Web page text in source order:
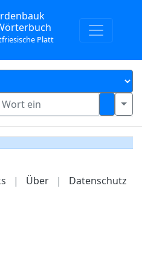
Platt
| Über | Datenschutz